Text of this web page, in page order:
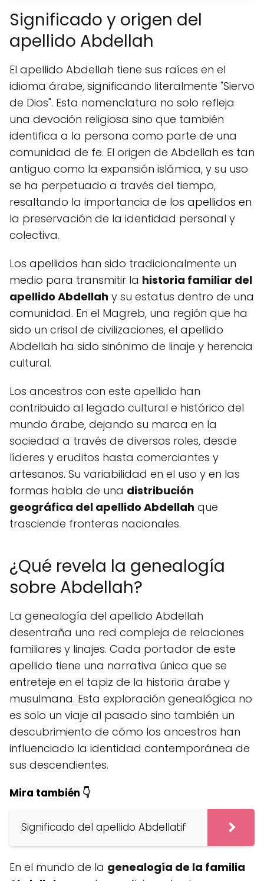
Significado y origen del
apellido Abdellah
El apellido Abdellah tiene sus raíces en el
idioma árabe, significando literalmente "Siervo
de Dios". Esta nomenclatura no solo refleja
una devoción religiosa sino que también
identifica a la persona como parte de una
comunidad de fe. El origen de Abdellah es tan
antiguo como la expansión islámica, y su uso
se ha perpetuado a través del tiempo,
resaltando la importancia de los apellidos en
la preservación de la identidad personal y
colectiva.
Los apellidos han sido tradicionalmente un
medio para transmitir la historia familiar del
apellido Abdellah y su estatus dentro de una
comunidad. En el Magreb, una región que ha
sido un crisol de civilizaciones, el apellido
Abdellah ha sido sinónimo de linaje y herencia
cultural.
Los ancestros con este apellido han
contribuido al legado cultural e histórico del
mundo árabe, dejando su marca en la
sociedad a través de diversos roles, desde
líderes y eruditos hasta comerciantes y
artesanos. Su variabilidad en el uso y en las
formas habla de una distribución
geográfica del apellido Abdellah que
trasciende fronteras nacionales.
¿Qué revela la genealogía
sobre Abdellah?
La genealogía del apellido Abdellah
desentraña una red compleja de relaciones
familiares y linajes. Cada portador de este
apellido tiene una narrativa única que se
entreteje en el tapiz de la historia árabe y
musulmana. Esta exploración genealógica no
es solo un viaje al pasado sino también un
descubrimiento de cómo los ancestros han
influenciado la identidad contemporánea de
sus descendientes.
Mira también 👇
Significado del apellido Abdellatif
En el mundo de la genealogía de la familia